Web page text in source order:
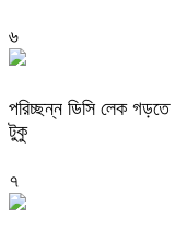
৬
পরিচ্ছন্ন ডিসি লেক গড়তে
টুকু
৭